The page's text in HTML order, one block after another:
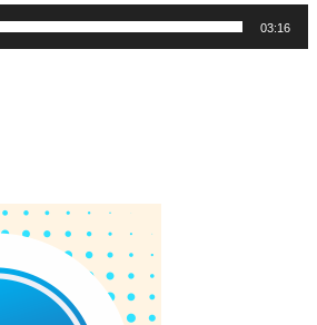
03:16